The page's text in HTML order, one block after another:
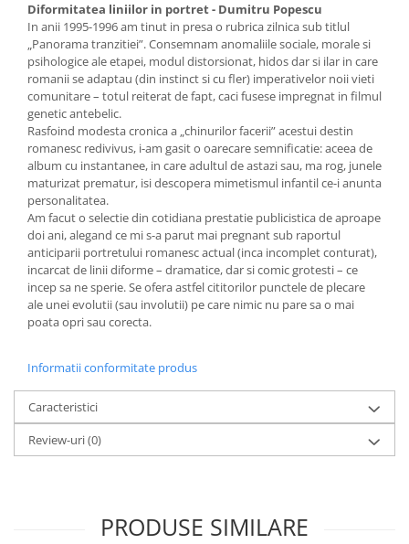
Diformitatea liniilor in portret - Dumitru Popescu
In anii 1995-1996 am tinut in presa o rubrica zilnica sub titlul
„Panorama tranzitiei”. Consemnam anomaliile sociale, morale si
psihologice ale etapei, modul distorsionat, hidos dar si ilar in care
romanii se adaptau (din instinct si cu fler) imperativelor noii vieti
comunitare – totul reiterat de fapt, caci fusese impregnat in filmul
genetic antebelic.
Rasfoind modesta cronica a „chinurilor facerii” acestui destin
romanesc redivivus, i-am gasit o oarecare semnificatie: aceea de
album cu instantanee, in care adultul de astazi sau, ma rog, junele
maturizat prematur, isi descopera mimetismul infantil ce-i anunta
personalitatea.
Am facut o selectie din cotidiana prestatie publicistica de aproape
doi ani, alegand ce mi s-a parut mai pregnant sub raportul
anticiparii portretului romanesc actual (inca incomplet conturat),
incarcat de linii diforme – dramatice, dar si comic grotesti – ce
incep sa ne sperie. Se ofera astfel cititorilor punctele de plecare
ale unei evolutii (sau involutii) pe care nimic nu pare sa o mai
poata opri sau corecta.
Informatii conformitate produs
Caracteristici
Review-uri(0)
PRODUSE SIMILARE